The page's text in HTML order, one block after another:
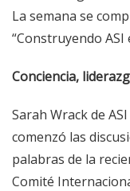
La semana se
“Construyendo ASI
Conciencia,
Sarah Wrack de
comenzó las
palabras de la
Comité